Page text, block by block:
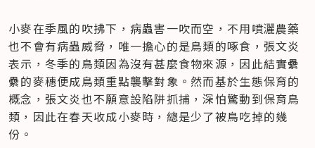
小麥在季風的吹拂下，病蟲害一吹而空，不用噴灑農藥
也不會有病蟲威脅，唯一擔心的是鳥類的啄食，張文炎
表示，冬季的鳥類因為沒有甚麼食物來源，因此結實纍
纍的麥穗便成鳥類重點襲擊對象。然而基於生態保育的
概念，張文炎也不願意設陷阱抓捕，深怕驚動到保育鳥
類，因此在春天收成小麥時，總是少了被鳥吃掉的幾
份。